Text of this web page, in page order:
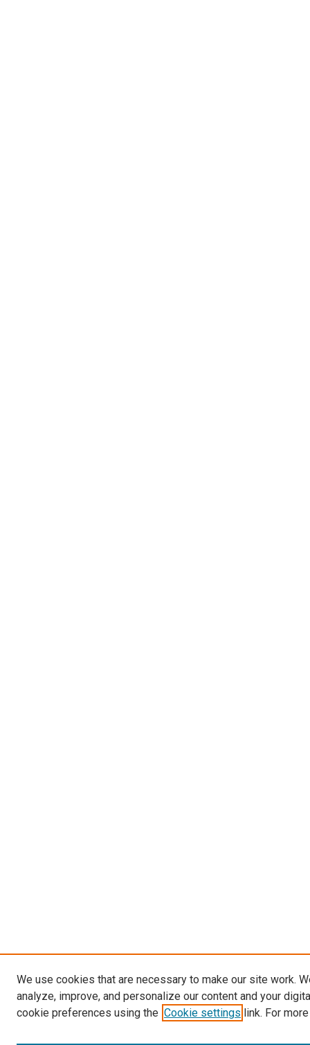
We use cookies that are necessary to make our site work.
analyze, improve, and personalize our content and your
cookie preferences using the Cookie settings link. For